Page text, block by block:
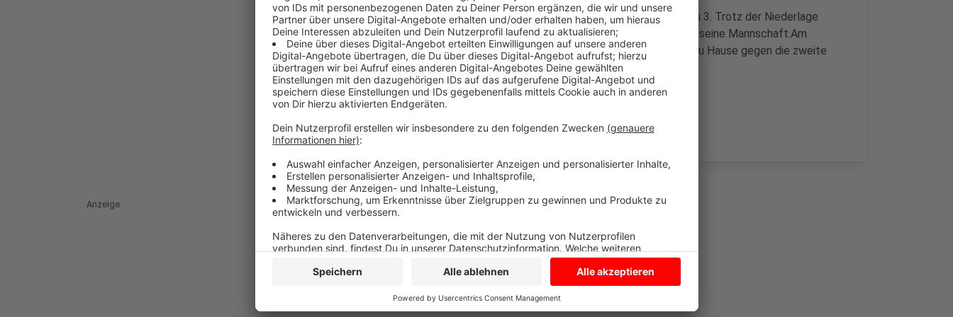
Sie verlieren zu Hause gegen den Erstligisten Hertha BSC mit 1 zu 3. Trotz der Niederlage
gegen die Berliner: Preußen Trainer Sascha Hildmann ist stolz auf seine Mannschaft.Am
Freitagabend geht es für die Preußen in der Regionalliga weiter: Zu Hause gegen die zweite
Mannschaft von Schalke 04.
Anzeige
Anzeige